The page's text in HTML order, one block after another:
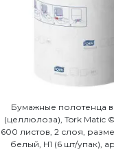
Бумажные полотенца
(целлюлоза), Tork Matic
600 листов, 2 слоя,
белый, Н1 (6 шт/упак),